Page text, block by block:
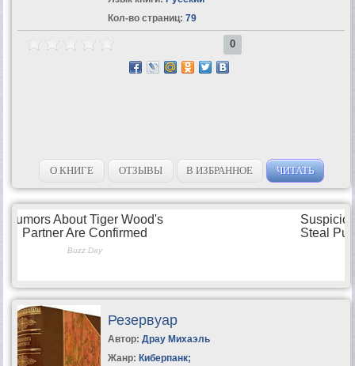
Кол-во страниц: 79
0
О КНИГЕ ОТЗЫВЫ В ИЗБРАННОЕ ЧИТАТЬ
Резервуар
Автор: Драу Михаэль
Жанр: Киберпанк;